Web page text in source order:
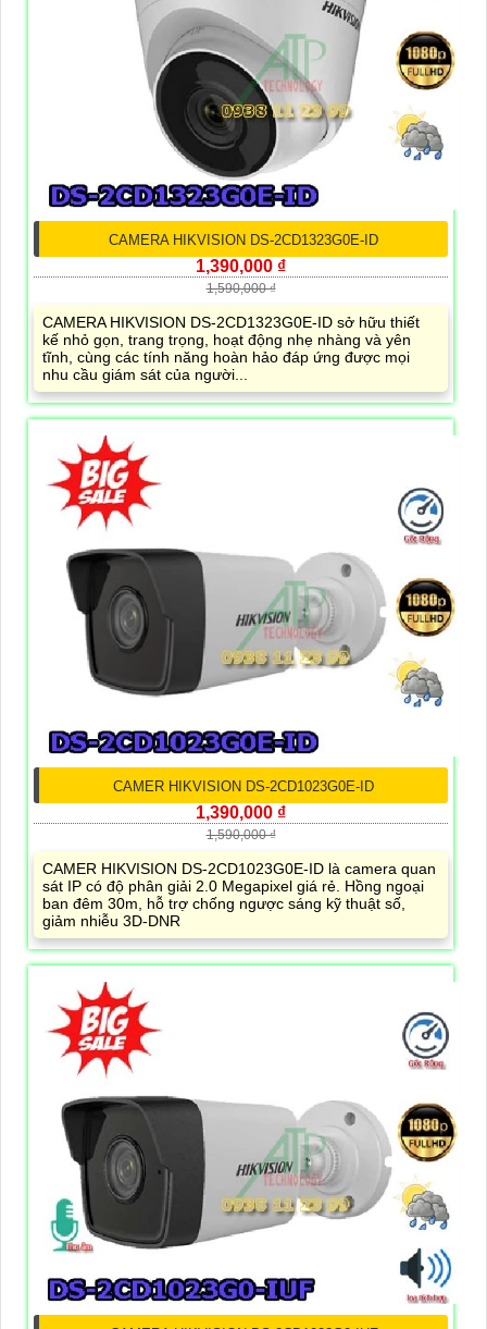
CAMERA HIKVISION DS-2CD1323G0E-ID
1,390,000 ₫
1,590,000 ₫
CAMERA HIKVISION DS-2CD1323G0E-ID sở hữu thiết
kế nhỏ gọn, trang trọng, hoạt động nhẹ nhàng và yên
tĩnh, cùng các tính năng hoàn hảo đáp ứng được mọi
nhu cầu giám sát của người...
CAMER HIKVISION DS-2CD1023G0E-ID
1,390,000 ₫
1,590,000 ₫
CAMER HIKVISION DS-2CD1023G0E-ID là camera quan
sát IP có độ phân giải 2.0 Megapixel giá rẻ. Hồng ngoại
ban đêm 30m, hỗ trợ chống ngược sáng kỹ thuật số,
giảm nhiễu 3D-DNR